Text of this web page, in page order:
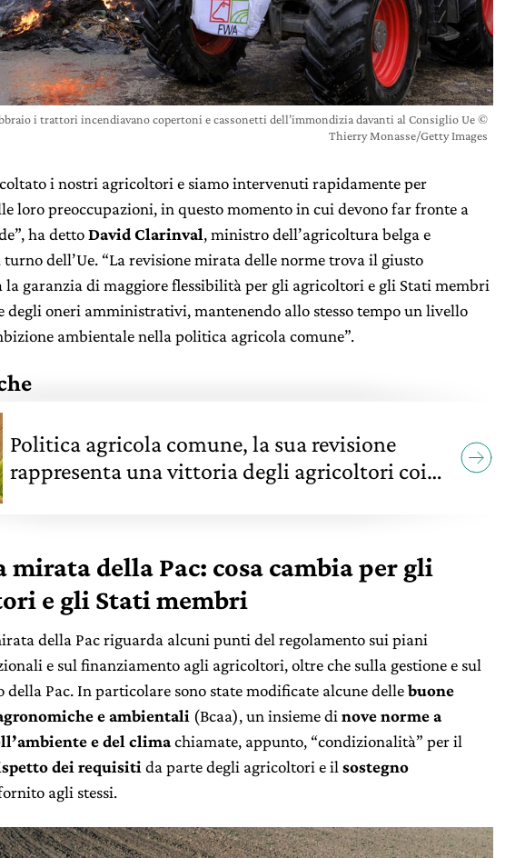
i trattori incendiavano copertoni e cassonetti dell’immondizia davanti al Consiglio Ue ©
Thierry Monasse/Getty Images
i nostri agricoltori e siamo intervenuti rapidamente per
loro preoccupazioni, in questo momento in cui devono far fronte a
ha dettoDavid Clarinval, ministro dell’agricoltura belga e
dell’Ue. “La revisione mirata delle norme trova il giusto
garanzia di maggiore flessibilità per gli agricoltori e gli Stati membri
degli oneri amministrativi, mantenendo allo stesso tempo un livello
ambientale nella politica agricola comune”.
Politica agricola comune, la sua revisione
rappresenta una vittoria degli agricoltori coi
mirata della Pac: cosa cambia per gli
e gli Stati membri
della Pac riguarda alcuni punti del regolamento sui piani
e sul finanziamento agli agricoltori, oltre che sulla gestione e sul
della Pac. In particolare sono state modificate alcune dellebuone
e ambientali (Bcaa), un insieme di nove norme a
e del climachiamate, appunto, “condizionalità” per il
dei requisiti da parte degli agricoltori e il sostegno
agli stessi.